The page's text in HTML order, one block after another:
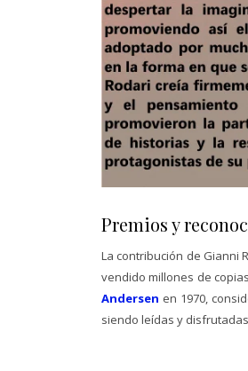
Premios y
La contribución de Gianni
vendido millones de
Andersen en 1970,
siendo leídas y